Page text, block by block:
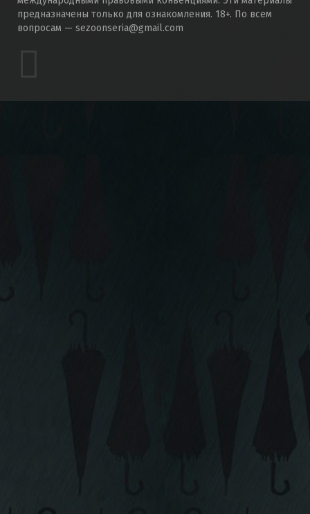
предназначены только для ознакомления. 18+. По всем
вопросам — sezoonseria@gmail.com